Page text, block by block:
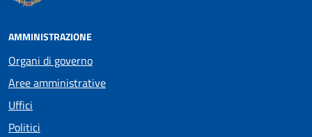
AMMINISTRAZIONE
Organi di governo
Aree amministrative
Uffici
Politici